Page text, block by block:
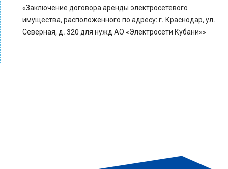
«Заключение договора аренды электросетевого
имущества, расположенного по адресу: г. Краснодар, ул.
Северная, д. 320 для нужд АО «Электросети Кубани»»